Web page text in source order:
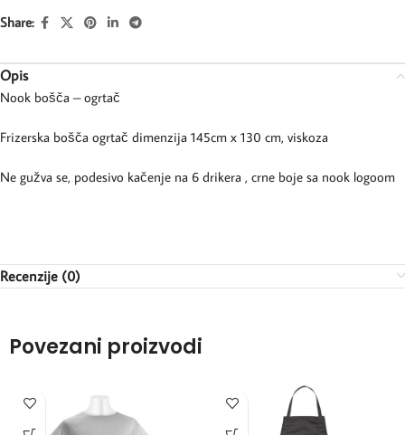
Share:
Opis
Nook bošča – ogrtač
Frizerska bošča ogrtač dimenzija 145cm x 130 cm, viskoza
Ne gužva se, podesivo kačenje na 6 drikera , crne boje sa nook logoom
Recenzije (0)
Povezani proizvodi